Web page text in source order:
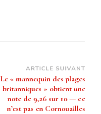
ARTICLE SUIVANT
Le « mannequin des plages
britanniques » obtient une
note de 9,26 sur 10 — ce
n’est pas en Cornouailles